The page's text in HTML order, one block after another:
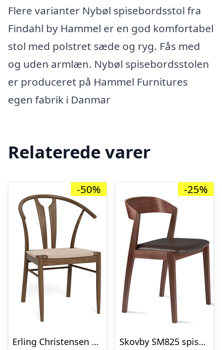
Flere varianter Nybøl spisebordsstol fra
Findahl by Hammel er en god komfortabel
stol med polstret sæde og ryg. Fås med
og uden armlæn. Nybøl spisebordsstolen
er produceret på Hammel Furnitures
egen fabrik i Danmar
Relaterede varer
-50%
Erling Christensen Møbler Andorra spisebordsstol – Røget eg & natur flet : Erling Christensen Møbler : Erling Christensen Møbler
-25%
Skovby SM825 spisebordsstol – Valnød naturolie – Læder : Erling Christensen Møbler